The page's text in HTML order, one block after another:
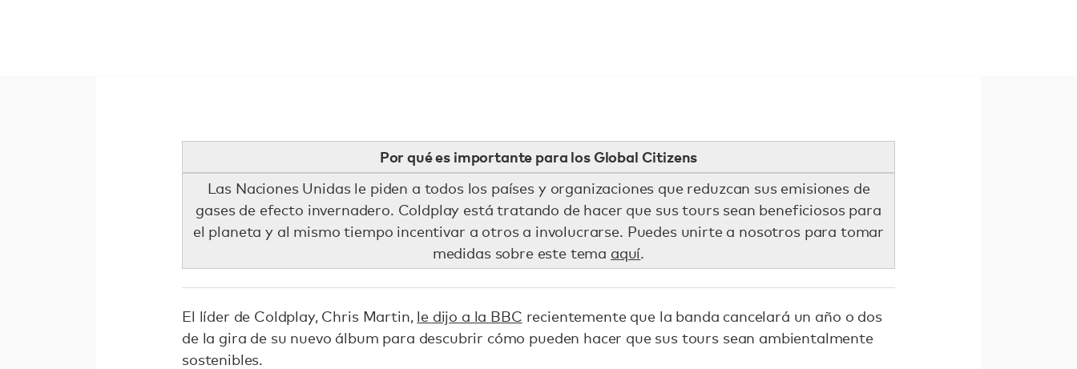
Por qué es importante para los Global Citizens
Las Naciones Unidas le piden a todos los países y organizaciones que reduzcan sus emisiones de
gases de efecto invernadero. Coldplay está tratando de hacer que sus tours sean beneficiosos para
el planeta y al mismo tiempo incentivar a otros a involucrarse. Puedes unirte a nosotros para tomar
medidas sobre este tema aquí.
El líder de Coldplay, Chris Martin, le dijo a la BBC recientemente que la banda cancelará un año o dos
de la gira de su nuevo álbum para descubrir cómo pueden hacer que sus tours sean ambientalmente
sostenibles.